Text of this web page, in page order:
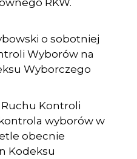
o sobotniej
Wyborów na
Wyborczego
Ruchu Kontroli
wyborów w
obecnie
Kodeksu